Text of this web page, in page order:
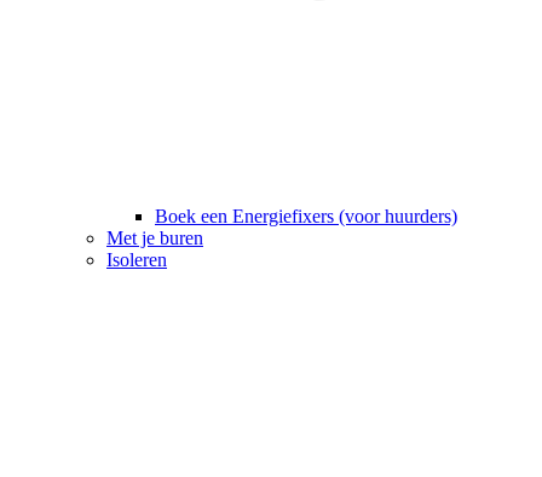
Boek een Energiefixers (voor huurders)
Met je buren
Isoleren